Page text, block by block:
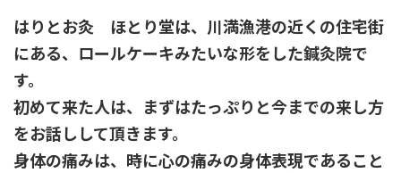
はりとお灸 ほとり堂は、川満漁港の近くの住宅街
にある、ロールケーキみたいな形をした鍼灸院で
す。
初めて来た人は、まずはたっぷりと今までの来し方
をお話しして頂きます。
身体の痛みは、時に心の痛みの身体表現であること